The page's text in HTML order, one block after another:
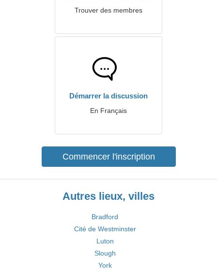
Trouver des membres
Démarrer la discussion
En Français
Commencer l'inscription
Autres lieux, villes
Bradford
Cité de Westminster
Luton
Slough
York